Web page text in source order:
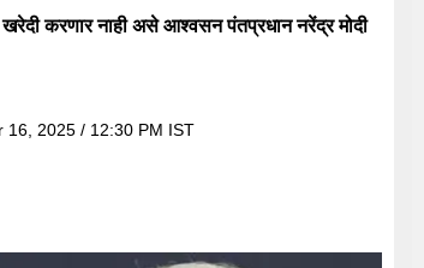
करणार नाही असे आश्वसन पंतप्रधान नरेंद्र मोदी
16, 2025 / 12:30 PM IST